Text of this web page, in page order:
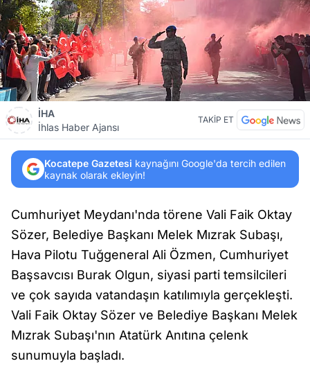
İHA
İhlas Haber Ajansı
TAKİP ET
Kocatepe Gazetesi kaynağını Google'da tercih edilen
kaynak olarak ekleyin!
Cumhuriyet Meydanı'nda törene Vali Faik Oktay
Sözer, Belediye Başkanı Melek Mızrak Subaşı,
Hava Pilotu Tuğgeneral Ali Özmen, Cumhuriyet
Başsavcısı Burak Olgun, siyasi parti temsilcileri
ve çok sayıda vatandaşın katılımıyla gerçekleşti.
Vali Faik Oktay Sözer ve Belediye Başkanı Melek
Mızrak Subaşı'nın Atatürk Anıtına çelenk
sunumuyla başladı.